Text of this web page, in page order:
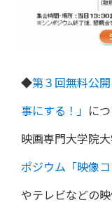
◆第３回無料公
事にする！」 に
映画専門大学院大
ポジウム「映像
やテレビなどの